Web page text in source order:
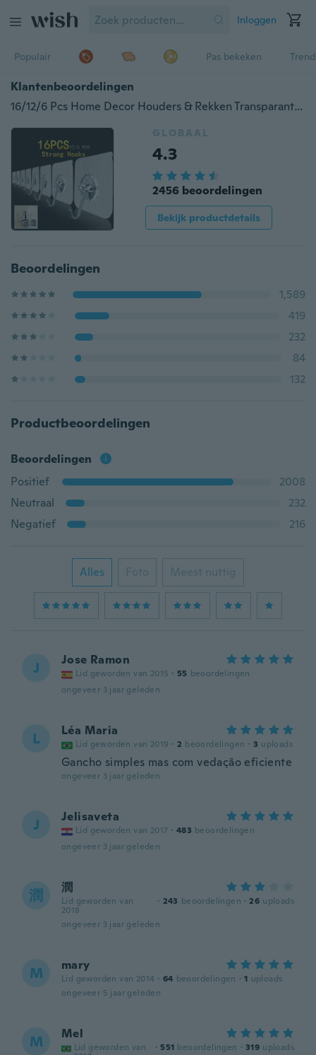
Inloggen
Populair Pas bekeken
Klantenbeoordelingen
16/12/6 Pcs Home Decor Houders & Rekken Transparant Non Trace Hook Groothandel Strong Hook For Kitchen Bathroom
GLOBAAL
4.3
2456 beoordelingen
Bekijk productdetails
Beoordelingen
1,589
419
232
84
132
Productbeoordelingen
Beoordelingen
Positief
2008
Neutraal
232
Negatief
216
Alles Foto Meest nuttig
J Jose Ramon
Lid geworden van 2015 · 55 beoordelingen
ongeveer 3 jaar geleden
L Léa Maria
Lid geworden van 2019 · 2 beoordelingen · 3 uploads
Gancho simples mas com vedação eficiente
ongeveer 3 jaar geleden
J Jelisaveta
Lid geworden van 2017 · 483 beoordelingen
ongeveer 3 jaar geleden
潤 潤
Lid geworden van
2018
· 243 beoordelingen · 26 uploads
ongeveer 3 jaar geleden
M mary
Lid geworden van 2014 · 64 beoordelingen · 1 uploads
ongeveer 5 jaar geleden
M Mel
Lid geworden van
· 551 beoordelingen · 319 uploads